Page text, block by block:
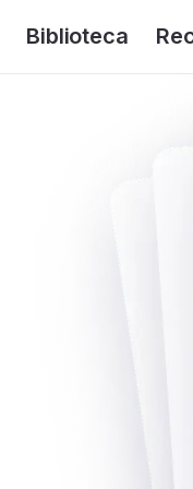
Biblioteca